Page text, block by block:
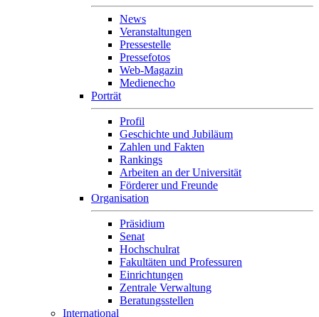
News
Veranstaltungen
Pressestelle
Pressefotos
Web-Magazin
Medienecho
Porträt
Profil
Geschichte und Jubiläum
Zahlen und Fakten
Rankings
Arbeiten an der Universität
Förderer und Freunde
Organisation
Präsidium
Senat
Hochschulrat
Fakultäten und Professuren
Einrichtungen
Zentrale Verwaltung
Beratungsstellen
International